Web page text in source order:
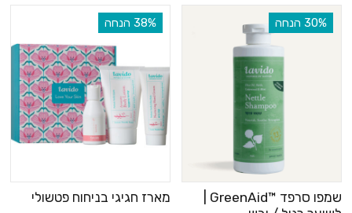
‫30% הנחה ‫38% הנחה
מארז חגיגי בניחוח פטשולי